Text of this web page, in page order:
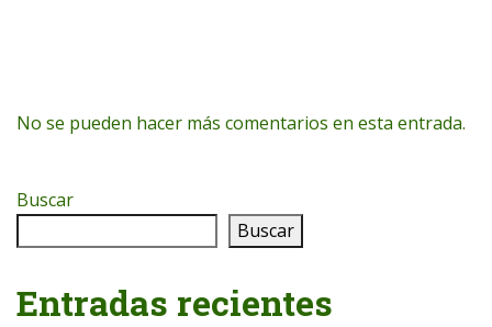
No se pueden hacer más comentarios en esta entrada.
Buscar
Buscar
Entradas recientes